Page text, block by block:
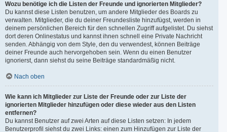
Wozu benötige ich die Listen der Freunde und ignorierten Mitglieder?
Du kannst diese Listen benutzen, um andere Mitglieder des Boards zu
verwalten. Mitglieder, die du deiner Freundesliste hinzufügst, werden in
deinem persönlichen Bereich für den schnellen Zugriff aufgelistet. Du siehst
dort deren Onlinestatus und kannst ihnen schnell eine Private Nachricht
senden. Abhängig von dem Style, den du verwendest, können Beiträge
deiner Freunde auch hervorgehoben sein. Wenn du einen Benutzer
ignorierst, dann siehst du seine Beiträge standardmäßig nicht.
Nach oben
Wie kann ich Mitglieder zur Liste der Freunde oder zur Liste der
ignorierten Mitglieder hinzufügen oder diese wieder aus den Listen
entfernen?
Du kannst Benutzer auf zwei Arten auf diese Listen setzen: In jedem
Benutzerprofil siehst du zwei Links: einen zum Hinzufügen zur Liste der